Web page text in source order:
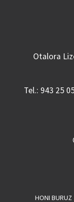
Otalora
Tel.: 943 25
HONI BURUZ